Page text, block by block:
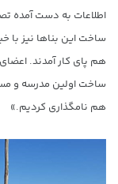
ساخت این بناها نیز با
هم پای کار آمدند.
ساخت اولین مدرسه و
هم نامگذاری کردیم.»